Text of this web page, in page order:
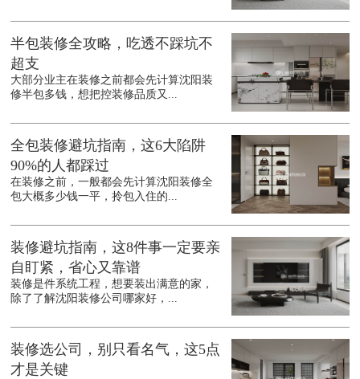
半包装修全攻略，吃透不踩坑不
超支
大部分业主在装修之前都会先计算沈阳装
修半包多钱，想把控装修品质又...
全包装修避坑指南，这6大陷阱
90%的人都踩过
在装修之前，一般都会先计算沈阳装修全
包大概多少钱一平，拎包入住的...
装修避坑指南，这8件事一定要亲
自盯紧，省心又靠谱
装修是件系统工程，想要装出满意的家，
除了了解沈阳装修公司哪家好，...
装修选公司，别只看名气，这5点
才是关键